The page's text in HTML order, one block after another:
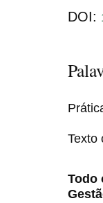
DOI:
Texto
Todo